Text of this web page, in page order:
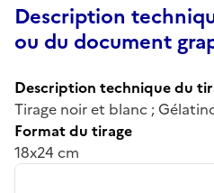
Description
ou du document
Description technique du
Tirage noir et blanc ;
Format du tirage
18x24 cm